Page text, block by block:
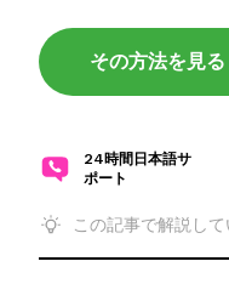
その方法を見る
24時間日本語サ
ポート
この記事で解説し